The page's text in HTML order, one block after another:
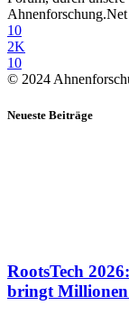
10
2K
10
© 2024
Neueste Beiträge
RootsTech
bringt Millionen